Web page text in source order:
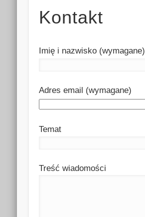
Kontakt
Imię i nazwisko (wymagane)
Adres email (wymagane)
Temat
Treść wiadomości